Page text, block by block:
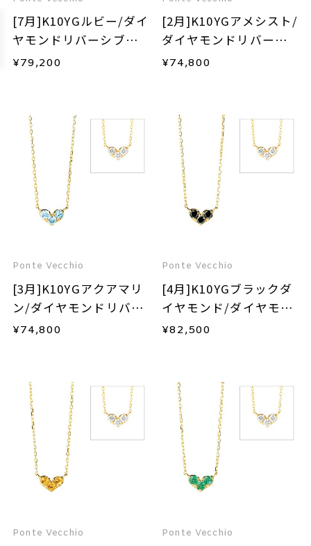
[7月]K10YGルビー/ダイ
ヤモンドリバーシブル
ネックレス
¥79,200
[2月]K10YGアメシスト/
ダイヤモンドリバーシ
ブルネックレス
¥74,800
Ponte Vecchio
[3月]K10YGアクアマリ
ン/ダイヤモンドリバー
シブルネックレス
¥74,800
Ponte Vecchio
[4月]K10YGブラックダ
イヤモンド/ダイヤモン
ドリバーシブルネック
¥82,500
Ponte Vecchio Ponte Vecchio